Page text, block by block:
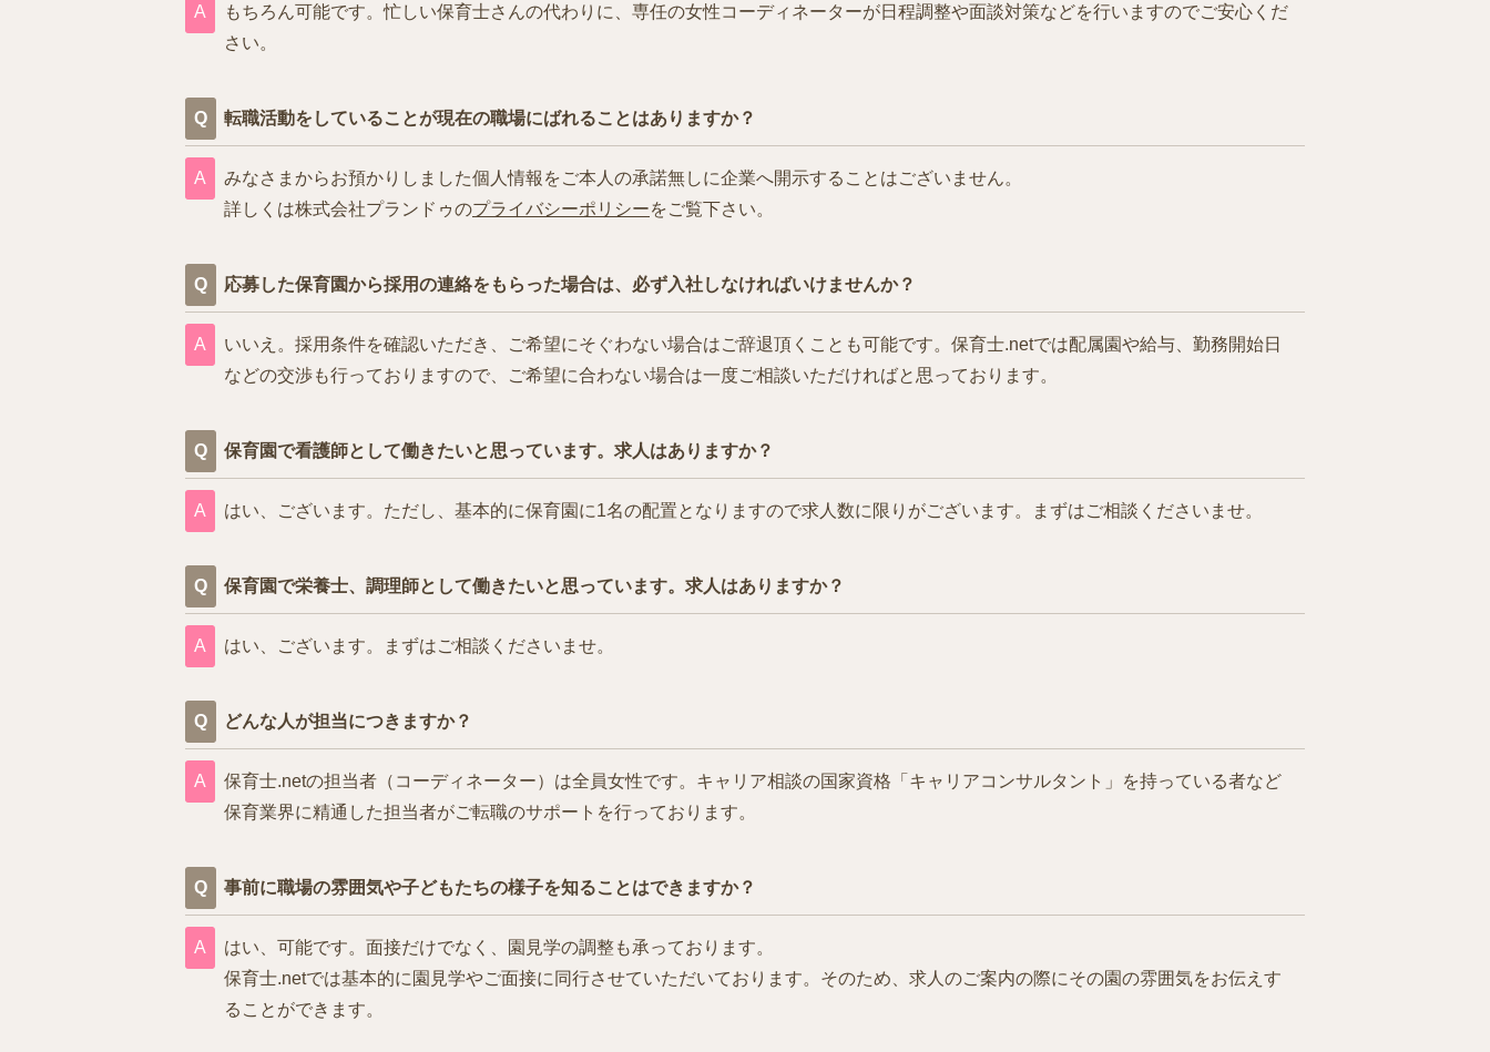
もちろん可能です。忙しい保育士さんの代わりに、専任の女性コーディネーターが日程調整や面談対策などを行いますのでご安心くだ
さい。
転職活動をしていることが現在の職場にばれることはありますか？
みなさまからお預かりしました個人情報をご本人の承諾無しに企業へ開示することはございません。
詳しくは株式会社プランドゥのプライバシーポリシーをご覧下さい。
応募した保育園から採用の連絡をもらった場合は、必ず入社しなければいけませんか？
いいえ。採用条件を確認いただき、ご希望にそぐわない場合はご辞退頂くことも可能です。保育士.netでは配属園や給与、勤務開始日
などの交渉も行っておりますので、ご希望に合わない場合は一度ご相談いただければと思っております。
保育園で看護師として働きたいと思っています。求人はありますか？
はい、ございます。ただし、基本的に保育園に1名の配置となりますので求人数に限りがございます。まずはご相談くださいませ。
保育園で栄養士、調理師として働きたいと思っています。求人はありますか？
はい、ございます。まずはご相談くださいませ。
どんな人が担当につきますか？
保育士.netの担当者（コーディネーター）は全員女性です。キャリア相談の国家資格「キャリアコンサルタント」を持っている者など
保育業界に精通した担当者がご転職のサポートを行っております。
事前に職場の雰囲気や子どもたちの様子を知ることはできますか？
はい、可能です。面接だけでなく、園見学の調整も承っております。
保育士.netでは基本的に園見学やご面接に同行させていただいております。そのため、求人のご案内の際にその園の雰囲気をお伝えす
ることができます。